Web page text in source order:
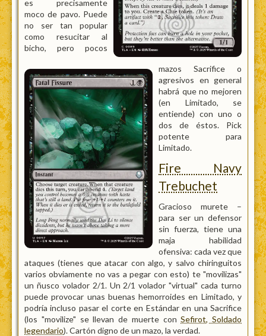
es precisamente
moco de pavo. Puede
no ser tan popular
como resucitar al
bicho, pero pocos
mazos Sacrifice o
agresivos en general
habrá que no mejoren
(en Limitado, se
entiende) con uno o
dos de éstos. Pick
potente para
Limitado.
Fire Navy
Trebuchet
Gracioso murete –
para ser un defensor
sin fuerza, tiene una
maja habilidad
ofensiva: cada vez que
ataques (tienes que atacar con algo, y salvo chiringuitos
varios obviamente no vas a pegar con esto) te "movilizas"
un ñusco volador 2/1. Un 2/1 volador "virtual" cada turno
puede provocar unas buenas hemorroides en Limitado, y
podría incluso pasar el corte en Estándar en una Sacrifice
(los "movilize" se llevan de muerte conSefirot, Soldado
legendario). Cartón digno de un mazo, la verdad.